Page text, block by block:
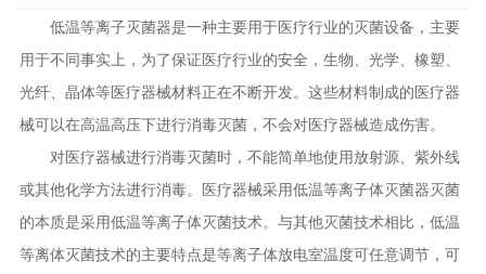
低温等离子灭菌器是一种主要用于医疗行业的灭菌设备，主要
用于不同事实上，为了保证医疗行业的安全，生物、光学、橡塑、
光纤、晶体等医疗器械材料正在不断开发。这些材料制成的医疗器
械可以在高温高压下进行消毒灭菌，不会对医疗器械造成伤害。
对医疗器械进行消毒灭菌时，不能简单地使用放射源、紫外线
或其他化学方法进行消毒。医疗器械采用低温等离子体灭菌器灭菌
的本质是采用低温等离子体灭菌技术。与其他灭菌技术相比，低温
等离体灭菌技术的主要特点是等离子体放电室温度可任意调节，可